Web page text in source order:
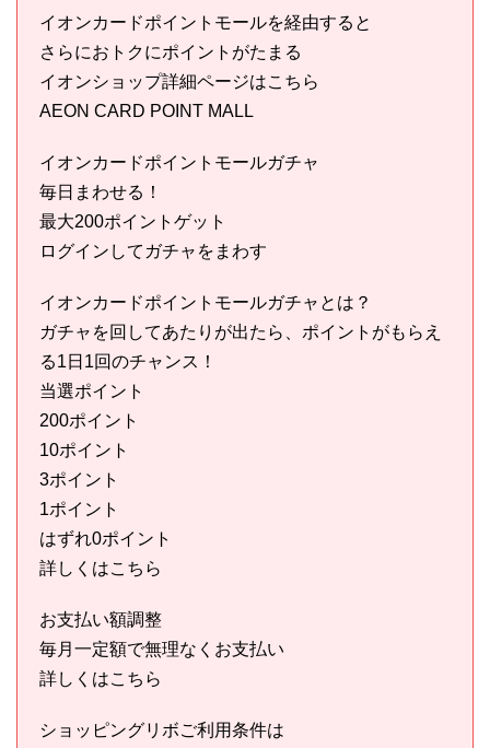
イオンカードポイントモールを経由すると
さらにおトクにポイントがたまる
イオンショップ詳細ページはこちら
AEON CARD POINT MALL
イオンカードポイントモールガチャ
毎日まわせる！
最大200ポイントゲット
ログインしてガチャをまわす
イオンカードポイントモールガチャとは？
ガチャを回してあたりが出たら、ポイントがもらえ
る1日1回のチャンス！
当選ポイント
200ポイント
10ポイント
3ポイント
1ポイント
はずれ0ポイント
詳しくはこちら
お支払い額調整
毎月一定額で無理なくお支払い
詳しくはこちら
ショッピングリボご利用条件は